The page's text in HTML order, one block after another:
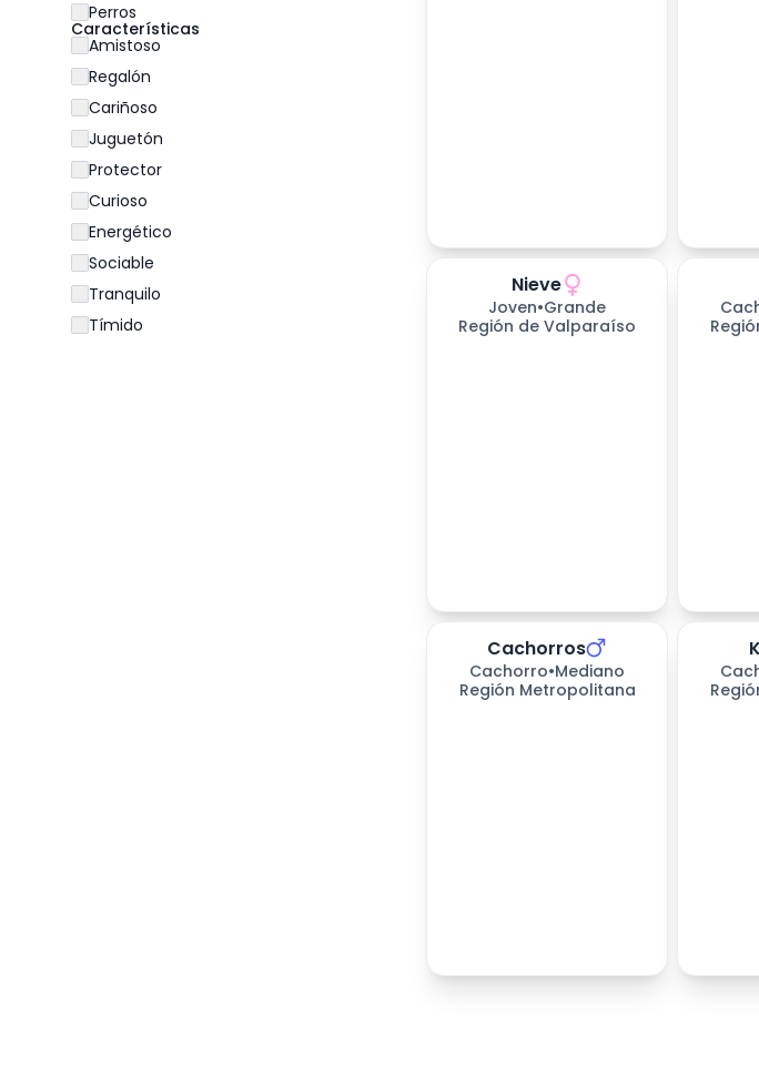
Perros
Características
Amistoso
Regalón
Cariñoso
Juguetón
Protector
Curioso
Energético
Sociable
Tranquilo
Tímido
días esperando
Nieve
Joven•Grande
Región de Valparaíso
Cachorros
Cachorro•Mediano
Región Metropolitana